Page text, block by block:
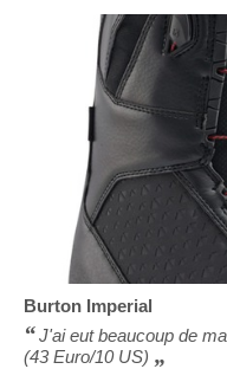
Burton Imperial
J'ai eut beaucoup de
(43 Euro/10 US)